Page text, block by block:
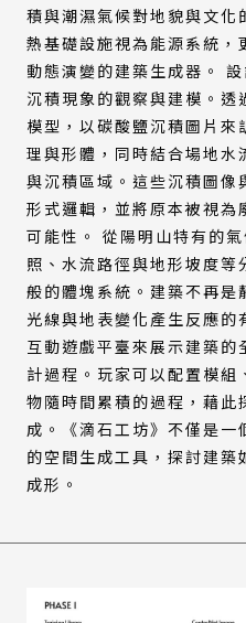
積與潮濕氣候對地貌與文化
熱基礎設施視為能源系統，
動態演變的建築生成器。
沉積現象的觀察與建模。
模型，以碳酸鹽沉積圖片
理與形體，同時結合場地水
與沉積區域。這些沉積圖像
形式邏輯，並將原本被視為
可能性。 從陽明山特有的
照、水流路徑與地形坡度
般的體塊系統。建築不再是
光線與地表變化產生反應
互動遊戲平臺來展示建築
計過程。玩家可以配置模
物隨時間累積的過程，藉此
成。《滴石工坊》不僅是一
的空間生成工具，探討建
成形。